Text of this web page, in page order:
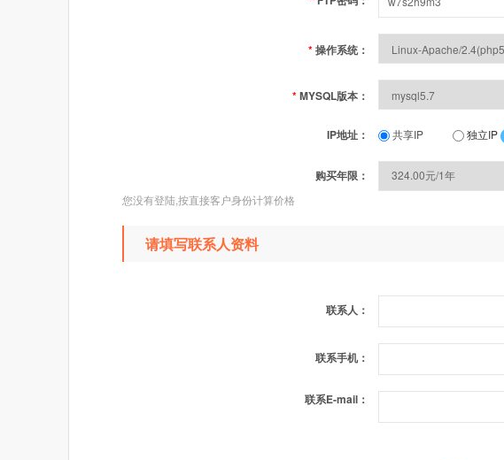
*操作系统：
*MYSQL版本：
IP地址： 共享IP 独立IP
购买年限：
您没有登陆,按直接客户身份计算价格
请填写联系人资料
联系人：
联系手机：
联系E-mail：